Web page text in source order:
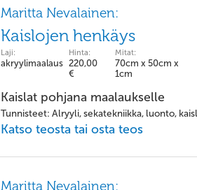
Maritta Nevalainen:
Kaislojen henkäys
Laji:
akryylimaalaus
Hinta:
220,00
€
Mitat:
70cm x 50cm x
1cm
Kaislat pohjana maalaukselle
Tunnisteet: Alryyli, sekatekniikka, luonto,
Katso teosta tai osta teos
Maritta Nevalainen: